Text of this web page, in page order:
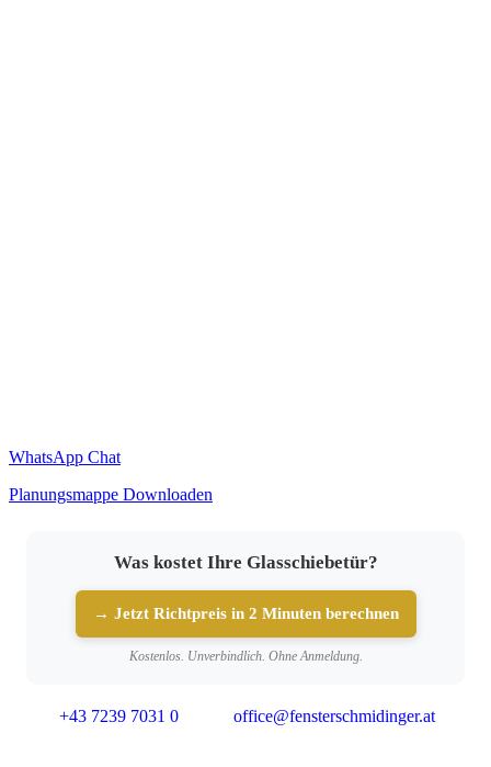
WhatsApp Chat
Planungsmappe Downloaden
Was kostet Ihre Glasschiebetür?
→ Jetzt Richtpreis in 2 Minuten berechnen
Kostenlos. Unverbindlich. Ohne Anmeldung.
+43 7239 7031 0 office@fensterschmidinger.at